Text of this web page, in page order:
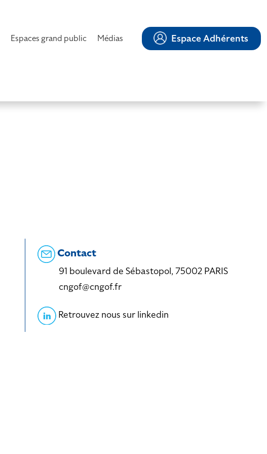
Espaces grand public Médias Espace Adhérents
Contact
91 boulevard de Sébastopol, 75002 PARIS
cngof@cngof.fr
Retrouvez nous sur linkedin